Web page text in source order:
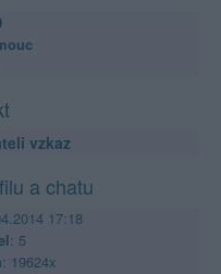
vzkaz
a chatu
17:18
: 5
: 19624x